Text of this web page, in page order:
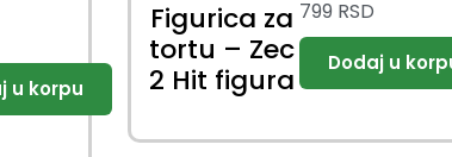
Figurica za
tortu – Zec
2 Hit figura
799 RSD